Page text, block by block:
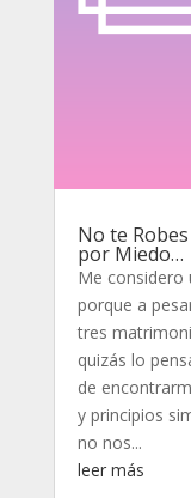
No te
por Miedo…
Me considero
porque a
tres
quizás lo
de
y principios
no nos...
leer más